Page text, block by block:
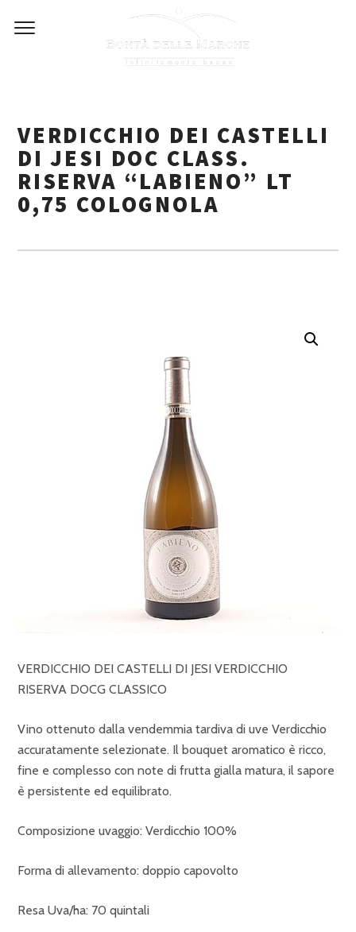
VERDICCHIO DEI CASTELLI
DI JESI DOC CLASS.
RISERVA “LABIENO” LT
0,75 COLOGNOLA
VERDICCHIO DEI CASTELLI DI JESI VERDICCHIO
RISERVA DOCG CLASSICO
Vino ottenuto dalla vendemmia tardiva di uve Verdicchio
accuratamente selezionate. Il bouquet aromatico è ricco,
fine e complesso con note di frutta gialla matura, il sapore
è persistente ed equilibrato.
Composizione uvaggio: Verdicchio 100%
Forma di allevamento: doppio capovolto
Resa Uva/ha: 70 quintali